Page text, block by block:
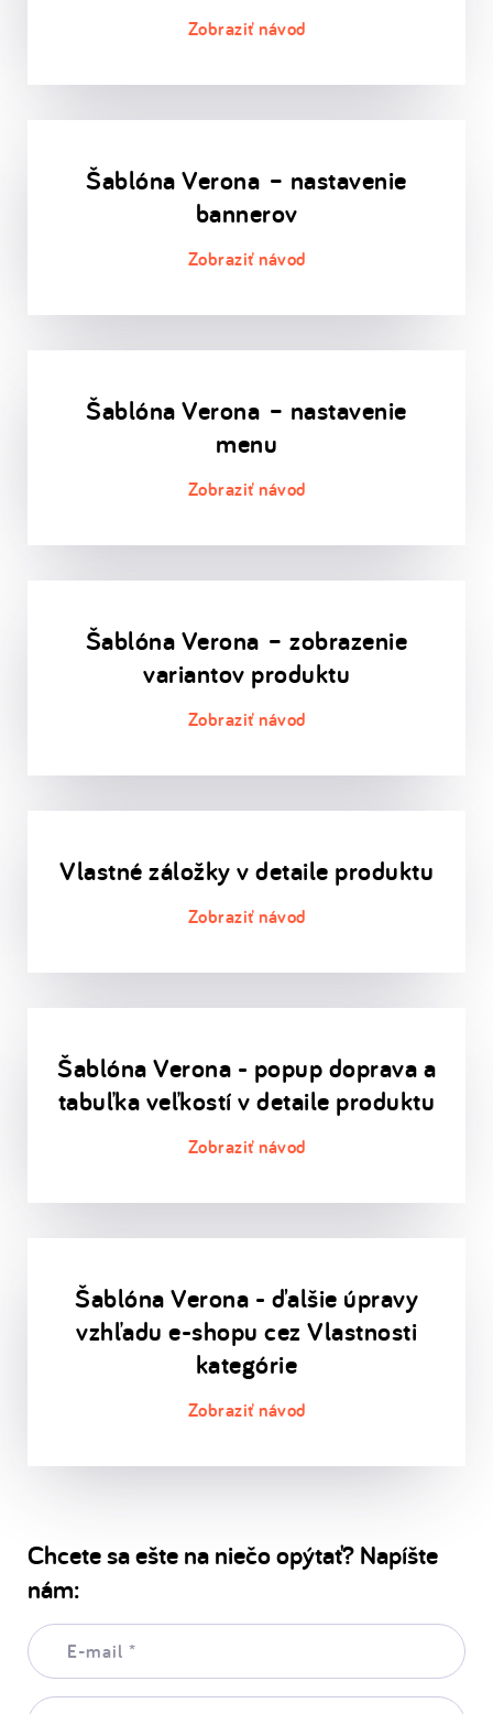
Šablóna Verona – nastavenie
bannerov
Šablóna Verona – nastavenie
menu
Šablóna Verona – zobrazenie
variantov produktu
Vlastné záložky v detaile produktu
Šablóna Verona - popup doprava a
tabuľka veľkostí v detaile produktu
Šablóna Verona - ďalšie úpravy
vzhľadu e-shopu cez Vlastnosti
kategórie
Chcete sa ešte na niečo opýtať? Napíšte
nám:
E-
mail:
Vaša